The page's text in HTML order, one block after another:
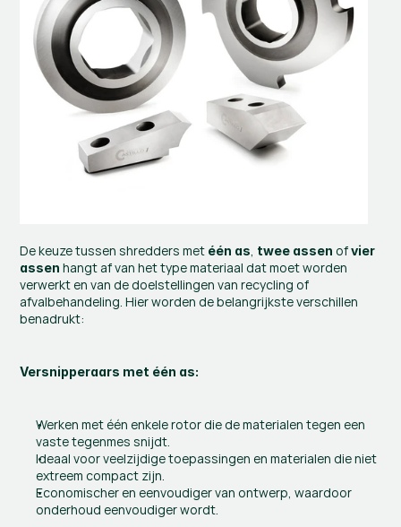
De keuze tussen shredders met één as, twee assen of vier
assen hangt af van het type materiaal dat moet worden
verwerkt en van de doelstellingen van recycling of
afvalbehandeling. Hier worden de belangrijkste verschillen
benadrukt:
Versnipperaars met één as:
Werken met één enkele rotor die de materialen tegen een
vaste tegenmes snijdt.
Ideaal voor veelzijdige toepassingen en materialen die niet
extreem compact zijn.
Economischer en eenvoudiger van ontwerp, waardoor
onderhoud eenvoudiger wordt.